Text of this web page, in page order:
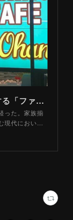
専門化と細分化の時代へ 進化する「ファミレス」の姿とは？（山路力也） - 個人 - Yahoo!ニュース
った。家族揃
現代におい…